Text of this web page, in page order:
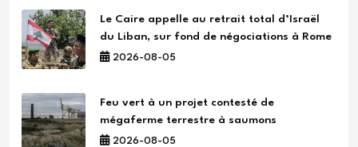
Le Caire appelle au retrait total d’Israël
du Liban, sur fond de négociations à Rome
2026-08-05
Feu vert à un projet contesté de
mégaferme terrestre à saumons
2026-08-05